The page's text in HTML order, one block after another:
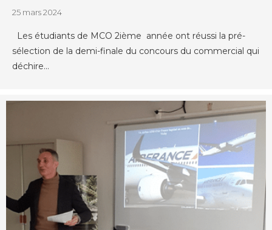
25 mars 2024
Les étudiants de MCO 2ième année ont réussi la pré-
sélection de la demi-finale du concours du commercial qui
déchire...